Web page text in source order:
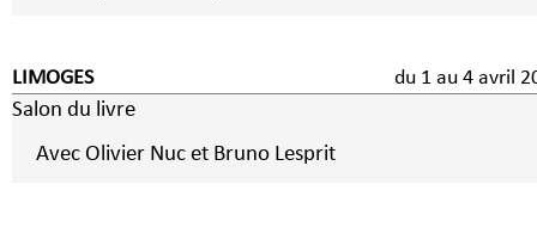
LIMOGES du 1 au 4
Salon du livre
Avec Olivier Nuc et Bruno Lesprit